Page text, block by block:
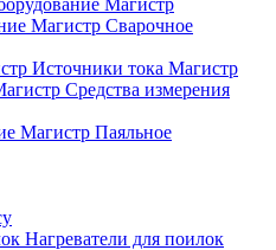
Магистр
Сварочное
Источники тока Магистр
Средства измерения
Паяльное
Нагреватели для поилок